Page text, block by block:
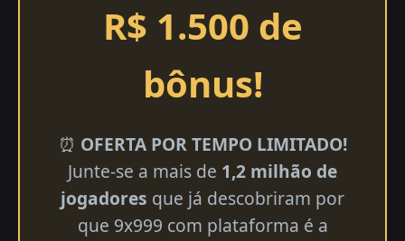
R$ 1.500 de
bônus!
⏰ OFERTA POR TEMPO LIMITADO!
Junte-se a mais de 1,2 milhão de
jogadores que já descobriram por
que 9x999 com plataforma é a